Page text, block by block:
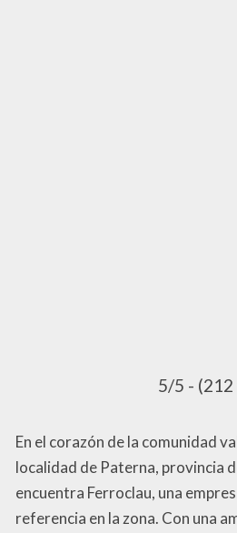
5/5 -
En el corazón de la comunidad
localidad de Paterna, provincia
encuentra Ferroclau, una
referencia en la zona. Con una